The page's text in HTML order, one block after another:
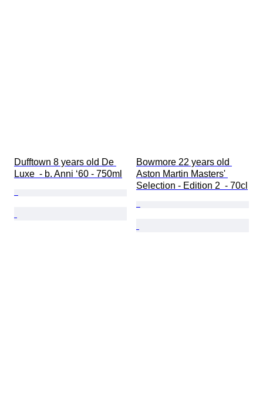
Dufftown 8 years old De
Luxe  - b. Anni ‘60 - 750ml
Bowmore 22 years old
Aston Martin Masters'
Selection - Edition 2  - 70cl